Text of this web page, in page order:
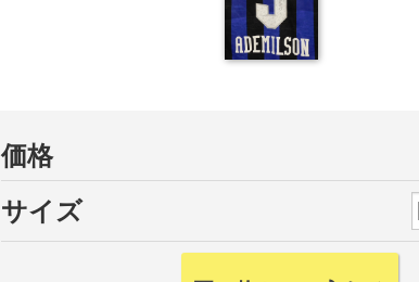
価格
サイズ